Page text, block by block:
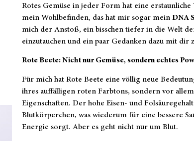
Rotes Gemüse in jeder Form hat eine
mein Wohlbefinden, das hat mir sogar mein DNA
mich der Anstoß, ein bisschen tiefer in die Welt
einzutauchen und ein paar Gedanken dazu mit dir
Rote Beete: Nicht nur Gemüse, sondern echtes
Für mich hat Rote Beete eine völlig neue
ihres auffälligen roten Farbtons, sondern vor
Eigenschaften. Der hohe Eisen- und
Blutkörperchen, was wiederum für eine bessere
Energie sorgt. Aber es geht nicht nur um Blut.